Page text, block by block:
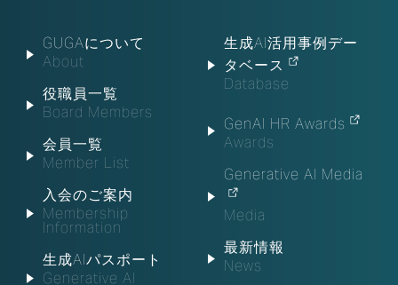
GUGAについて
About
役職員一覧
Board Members
会員一覧
Member List
入会のご案内
Membership
Information
生成AIパスポート
生成AI活用事例デー
タベース
Database
GenAI HR Awards
Awards
Generative AI Media
Media
最新情報
News